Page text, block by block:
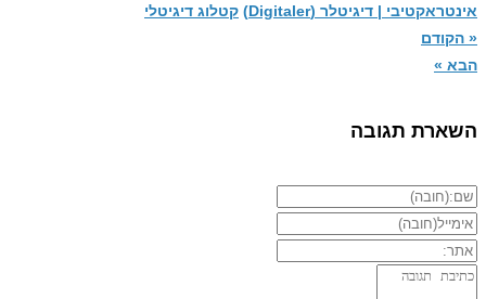
אינטראקטיבי | דיגיטלר (Digitaler)
קטלוג דיגיטלי
« הקודם
הבא »
השארת תגובה